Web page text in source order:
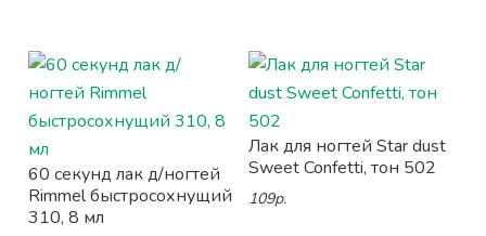
60 секунд лак д/ногтей
Rimmel быстросохнущий
310, 8 мл
Лак для ногтей Star dust
Sweet Confetti, тон 502
109р.